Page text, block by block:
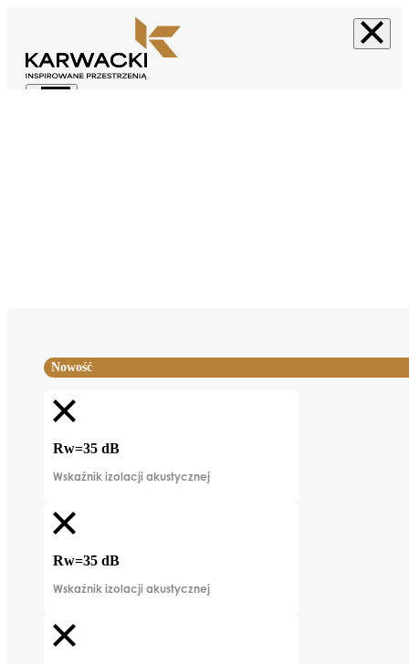
Nowość
Rw=35 dB
Wskaźnik izolacji akustycznej
Rw=35 dB
Wskaźnik izolacji akustycznej